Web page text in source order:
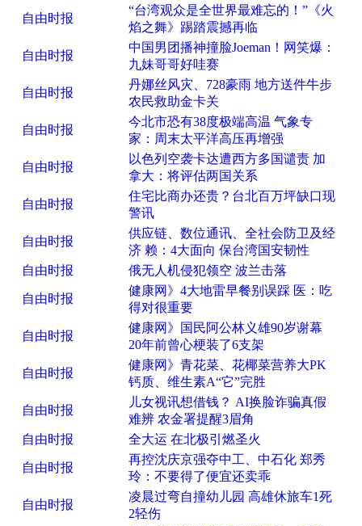
自由时报
“台湾观众是全世界最难忘的！”《火
焰之舞》踢踏震撼再临
自由时报
中国男团播神撞脸Joeman！网笑爆：
九妹哥哥好哇赛
自由时报
丹娜丝风灾、728豪雨 地方送件牛步
农民救助金卡关
自由时报
今北市恐有38度极端高温 气象专
家：周末太平洋高压再增强
自由时报
以色列空袭卡达遭西方多国谴责 加
拿大：将评估两国关系
自由时报
住宅比商办还贵？台北百万坪缺口现
警讯
自由时报
供应链、数位通讯、全社会防卫及经
济 赖：4大面向 保台湾国安韧性
自由时报
俄无人机侵犯领空 波兰击落
自由时报
健康网》4大地雷早餐别误踩 医：吃
得对很重要
自由时报
健康网》国民阿公林义雄90岁谢幕
20年前曾心梗装了6支架
自由时报
健康网》青花菜、花椰菜营养大PK
钙质、维生素A“它”完胜
自由时报
儿女视讯想借钱？ AI换脸诈骗真假
难辨 农金署提醒3眉角
自由时报
全大运 在北极引燃圣火
自由时报
再控沈庆京强夺中工、中石化 郑秀
玲：不要得了便宜还卖乖
自由时报
凌晨过弯自撞幼儿园 高雄休旅车1死
2轻伤